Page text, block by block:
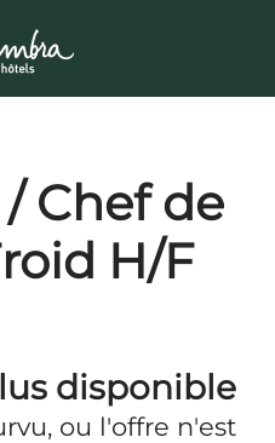
Chef de
H/F
disponible
ou l'offre n'est